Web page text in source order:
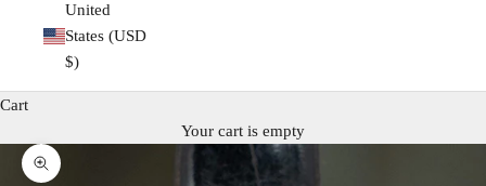
United
States (USD
$)
Cart
Your cart is empty
Zoom picture